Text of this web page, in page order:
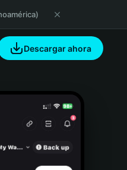
Descargar ahora